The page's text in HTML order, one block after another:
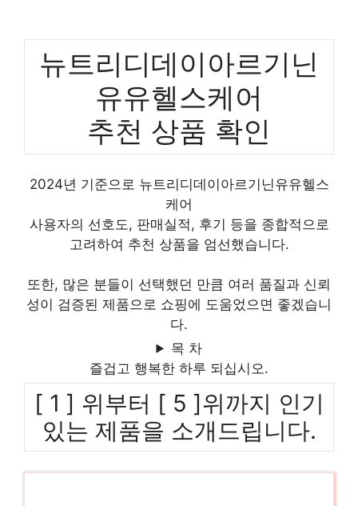
뉴트리디데이아르기닌
유유헬스케어
추천 상품 확인
2024년 기준으로 뉴트리디데이아르기닌유유헬스
케어
사용자의 선호도, 판매실적, 후기 등을 종합적으로
고려하여 추천 상품을 엄선했습니다.
또한, 많은 분들이 선택했던 만큼 여러 품질과 신뢰
성이 검증된 제품으로 쇼핑에 도움었으면 좋겠습니
다.
목 차
즐겁고 행복한 하루 되십시오.
[ 1 ] 위부터 [ 5 ]위까지 인기
있는 제품을 소개드립니다.